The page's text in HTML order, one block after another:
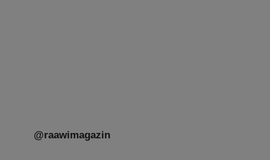
@raawimagazin